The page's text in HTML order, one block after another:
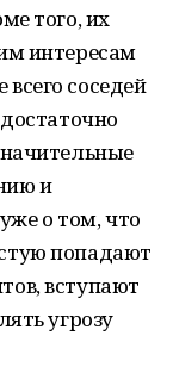
того, их
интересам
соседей
и
о том, что
попадают
вступают
угрозу